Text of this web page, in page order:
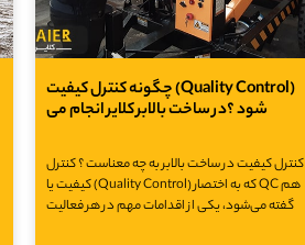
چگونه کنترل کیفیت (Quality Control)
در ساخت بالابر کلایر انجام می‎‌شود ؟
کنترل کیفیت در ساخت بالابر به چه معناست ؟ کنترل
کیفیت یا (Quality Control) که به اختصار QC هم
گفته می‌شود، یکی از اقدامات مهم در هر فعالیت